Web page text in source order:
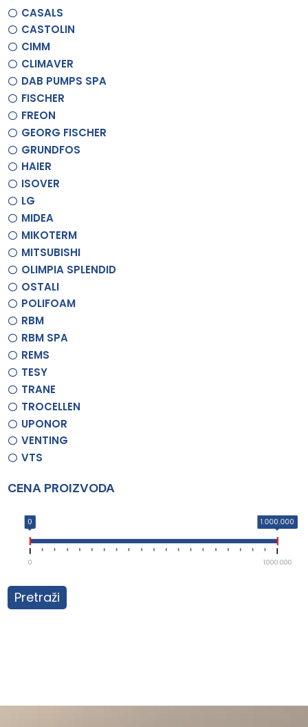
CASALS
CASTOLIN
CIMM
CLIMAVER
DAB PUMPS SPA
FISCHER
FREON
GEORG FISCHER
GRUNDFOS
HAIER
ISOVER
LG
MIDEA
MIKOTERM
MITSUBISHI
OLIMPIA SPLENDID
OSTALI
POLIFOAM
RBM
RBM SPA
REMS
TESY
TRANE
TROCELLEN
UPONOR
VENTING
VTS
CENA PROIZVODA
0 1.000.000
0 1.000.000
Pretraži